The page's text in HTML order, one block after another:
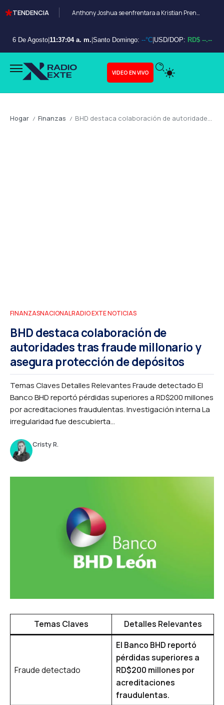
TENDENCIA Anthony Joshua se enfrentara a Kristian Prenga en Arabia Saudita
6 De Agosto| 11:37:06 a. m. Santo Domingo: --°C| USD/DOP: RD$ --.--
VIDEO EN VIVO
Hogar / Finanzas / BHD destaca colaboración de autoridades tras fraude millonario y asegura protección de depósitos
FINANZASNACIONALRADIO EXTE NOTICIAS
BHD destaca colaboración de
autoridades tras fraude millonario y
asegura protección de depósitos
Temas Claves Detalles Relevantes Fraude detectado El
Banco BHD reportó pérdidas superiores a RD$200 millones
por acreditaciones fraudulentas. Investigación interna La
irregularidad fue descubierta...
Cristy R.
Temas Claves Detalles Relevantes
Fraude detectado
El Banco BHD reportó
pérdidas superiores a
RD$200 millones por
acreditaciones
fraudulentas.